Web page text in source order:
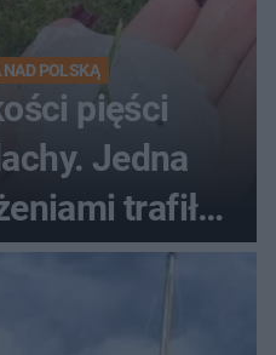
POLSKĄ
pięści
Jedna
trafiła